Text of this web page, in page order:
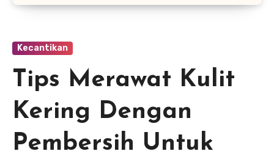
Kecantikan
Tips Merawat Kulit
Kering Dengan
Pembersih Untuk